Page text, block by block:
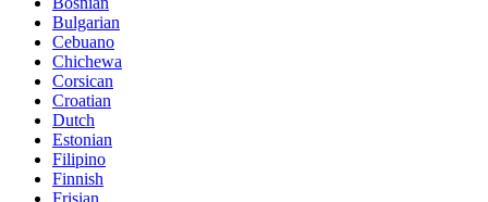
Bulgarian
Cebuano
Chichewa
Corsican
Croatian
Dutch
Estonian
Filipino
Finnish
Frisian